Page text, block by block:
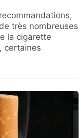
très nombreuses
la cigarette
certaines